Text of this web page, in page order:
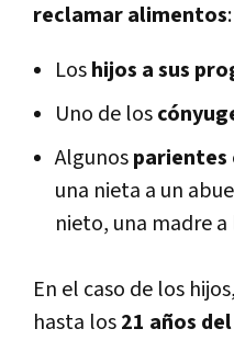
reclamar alimentos:
Loshijos a sus
Uno de los
Algunosparientes
una nieta a un
nieto, una madre a
En el caso de los
hasta los21 años